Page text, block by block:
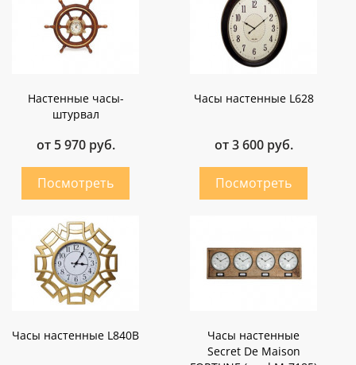
Настенные часы-
штурвал
от 5 970 руб.
Часы настенные L628
от 3 600 руб.
Часы настенные L840B
Часы настенные
Secret De Maison